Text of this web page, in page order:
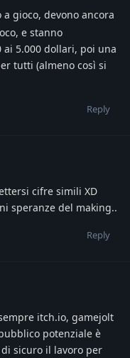
gioco, devono ancora
e stanno
5.000 dollari, poi una
tutti (almeno così si
Reply
cifre simili XD
speranze del making..
Reply
itch.io, gamejolt
potenziale è
sicuro il lavoro per